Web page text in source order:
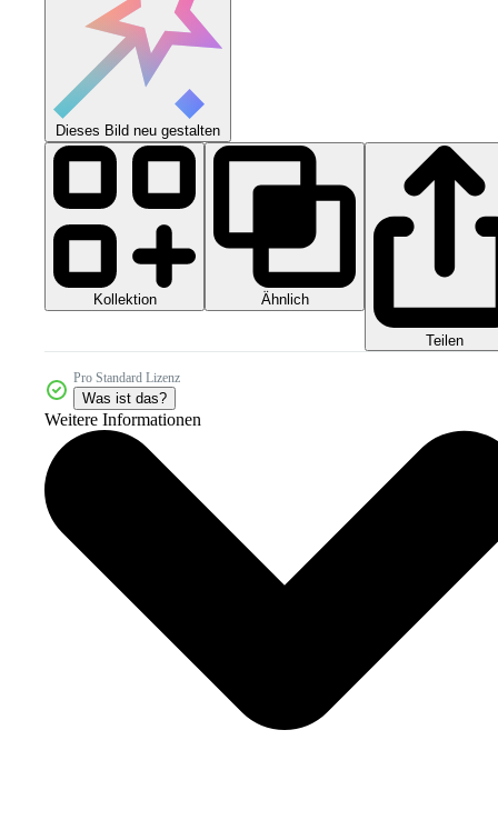
Dieses Bild neu gestalten
Kollektion Ähnlich
Teilen
Pro Standard Lizenz
Was ist das?
Weitere Informationen